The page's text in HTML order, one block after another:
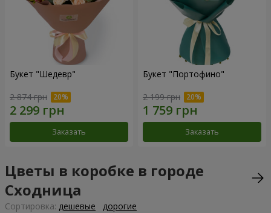
Букет "Шедевр"
2 874 грн
Заказать
Букет "Портофино"
2 199 грн
Заказать
Цветы в коробке в городе
Сходница
Cортировка: дешевые дорогие